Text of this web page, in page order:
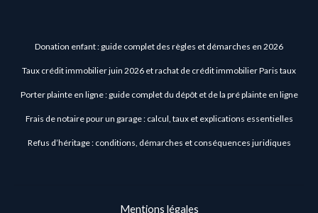
Donation enfant : guide complet des règles et démarches en 2026
Taux crédit immobilier juin 2026 et rachat de crédit immobilier Paris taux
Porter plainte en ligne : guide complet du dépôt et de la pré plainte en ligne
Frais de notaire pour un garage : calcul, taux et explications essentielles
Refus d’héritage : conditions, démarches et conséquences juridiques
Mentions légales